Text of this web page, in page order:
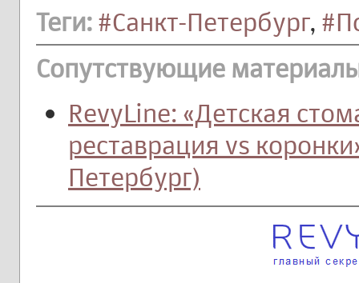
Теги: #Санкт-Петербург,
Сопутствующие
RevyLine: «Детская
реставрация vs
Петербург)